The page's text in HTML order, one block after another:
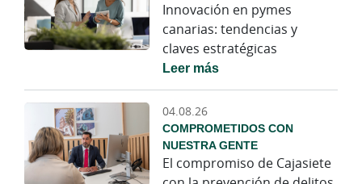
Innovación en pymes
canarias: tendencias y
claves estratégicas
Leer más
04.08.26
COMPROMETIDOS CON
NUESTRA GENTE
El compromiso de Cajasiete